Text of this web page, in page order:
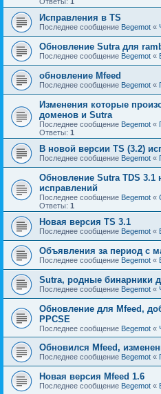
Исправления в TS
Последнее сообщение Begemot «
Обновление Sutra для
Последнее сообщение Begemot «
обновление Mfeed
Последнее сообщение Begemot «
Изменения которые
доменов и Sutra
Последнее сообщение Begemot «
Ответы: 1
В новой версии TS (3.2)
Последнее сообщение Begemot «
Обновление Sutra TDS
исправлений
Последнее сообщение Begemot «
Ответы: 1
Новая версия TS 3.1
Последнее сообщение Begemot «
Объявления за период с
Последнее сообщение Begemot «
Sutra, родные бинарники
Последнее сообщение Begemot «
Обновление для Mfeed,
PPCSE
Последнее сообщение Begemot «
Обновился Mfeed,
Последнее сообщение Begemot «
Новая версия Mfeed 1.6
Последнее сообщение Begemot «